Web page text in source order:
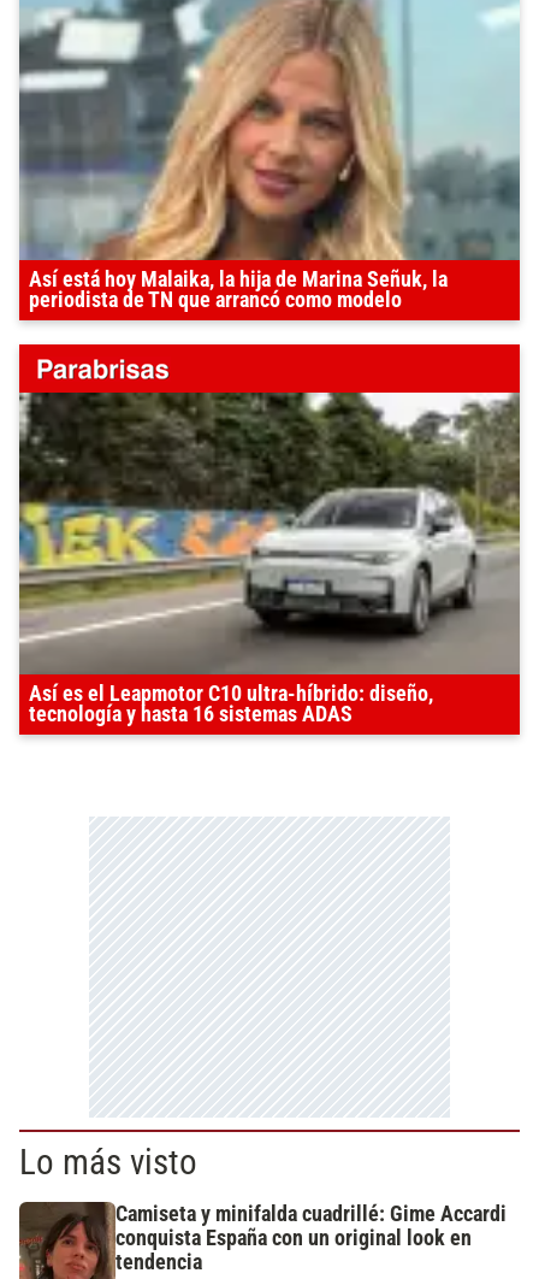
Así está hoy Malaika, la hija de Marina Señuk, la
periodista de TN que arrancó como modelo
Así es el Leapmotor C10 ultra-híbrido: diseño,
tecnología y hasta 16 sistemas ADAS
Lo más visto
Camiseta y minifalda cuadrillé: Gime Accardi
conquista España con un original look en
tendencia